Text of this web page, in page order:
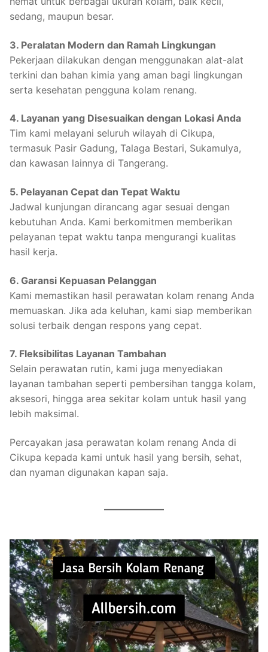
sedang, maupun besar.
3. Peralatan Modern dan Ramah Lingkungan
Pekerjaan dilakukan dengan menggunakan alat-alat
terkini dan bahan kimia yang aman bagi lingkungan
serta kesehatan pengguna kolam renang.
4. Layanan yang Disesuaikan dengan Lokasi Anda
Tim kami melayani seluruh wilayah di Cikupa,
termasuk Pasir Gadung, Talaga Bestari, Sukamulya,
dan kawasan lainnya di Tangerang.
5. Pelayanan Cepat dan Tepat Waktu
Jadwal kunjungan dirancang agar sesuai dengan
kebutuhan Anda. Kami berkomitmen memberikan
pelayanan tepat waktu tanpa mengurangi kualitas
hasil kerja.
6. Garansi Kepuasan Pelanggan
Kami memastikan hasil perawatan kolam renang Anda
memuaskan. Jika ada keluhan, kami siap memberikan
solusi terbaik dengan respons yang cepat.
7. Fleksibilitas Layanan Tambahan
Selain perawatan rutin, kami juga menyediakan
layanan tambahan seperti pembersihan tangga kolam,
aksesori, hingga area sekitar kolam untuk hasil yang
lebih maksimal.
Percayakan jasa perawatan kolam renang Anda di
Cikupa kepada kami untuk hasil yang bersih, sehat,
dan nyaman digunakan kapan saja.